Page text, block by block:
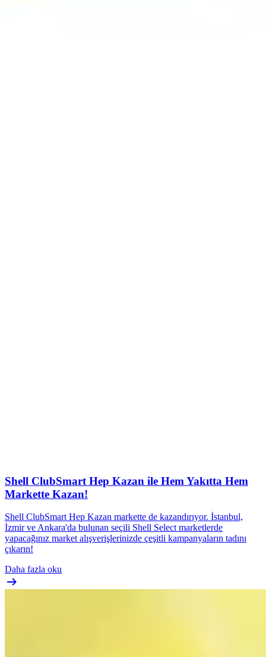
Shell ClubSmart Hep Kazan ile Hem Yakıtta Hem
Markette Kazan!
Shell ClubSmart Hep Kazan markette de kazandırıyor. İstanbul,
İzmir ve Ankara'da bulunan seçili Shell Select marketlerde
yapacağınız market alışverişlerinizde çeşitli kampanyaların tadını
çıkarın!
Daha fazla oku